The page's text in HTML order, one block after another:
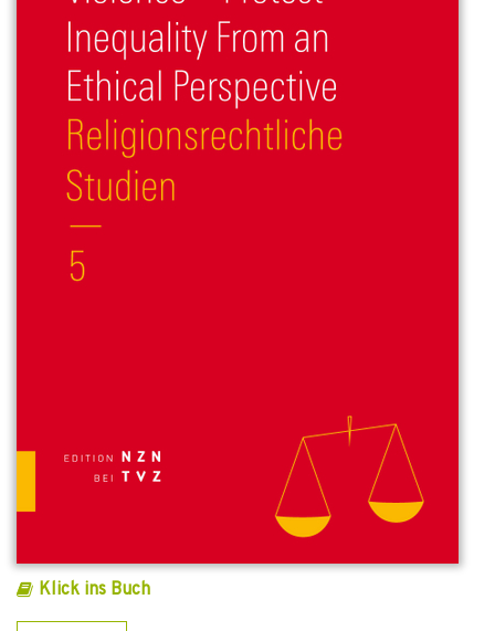
Klick ins Buch